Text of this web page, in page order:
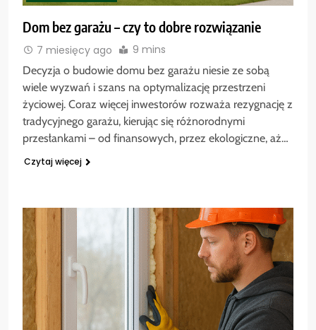
Dom bez garażu – czy to dobre rozwiązanie
7 miesięcy ago 9 mins
Decyzja o budowie domu bez garażu niesie ze sobą
wiele wyzwań i szans na optymalizację przestrzeni
życiowej. Coraz więcej inwestorów rozważa rezygnację z
tradycyjnego garażu, kierując się różnorodnymi
przesłankami – od finansowych, przez ekologiczne, aż…
Czytaj więcej